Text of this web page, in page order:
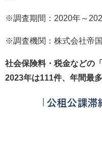
※調査期間：2020年～
※調査機関：株式会社帝
社会保険料・税金などの
2023年は111件、年間最